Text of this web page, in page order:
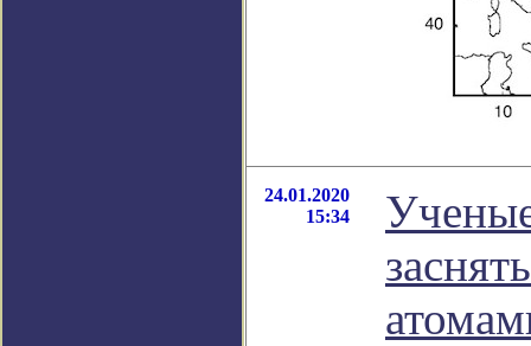
24.01.2020
15:34